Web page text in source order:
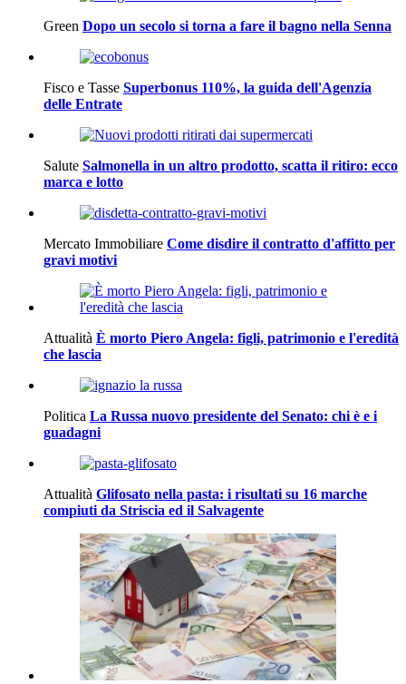
Green Dopo un secolo si torna a fare il bagno nella Senna
Fisco e Tasse Superbonus 110%, la guida dell'Agenzia
delle Entrate
Salute Salmonella in un altro prodotto, scatta il ritiro: ecco
marca e lotto
Mercato Immobiliare Come disdire il contratto d'affitto per
gravi motivi
Attualità È morto Piero Angela: figli, patrimonio e l'eredità
che lascia
Politica La Russa nuovo presidente del Senato: chi è e i
guadagni
Attualità Glifosato nella pasta: i risultati su 16 marche
compiuti da Striscia ed il Salvagente